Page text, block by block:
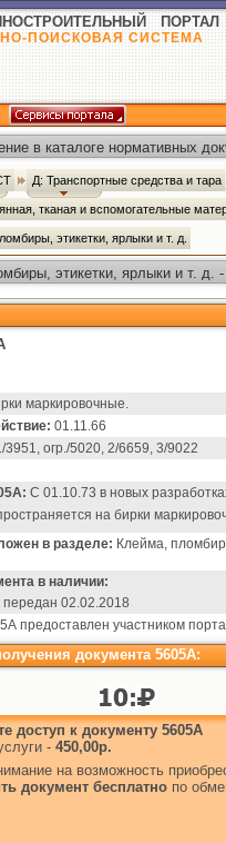
ПОРТАЛ
ПОИСКОВАЯ СИСТЕМА
в каталоге нормативных
Д: Транспортные средства и тара
тканая и вспомогательные
этикетки, ярлыки и т. д.
этикетки, ярлыки и т. д.
маркировочные.
01.11.66
3951, огр./5020, 2/6659, 3/9022
С 01.10.73 в новых
на бирки
в разделе: Клейма,
в наличии:
передан 02.02.2018
предоставлен участником
документа 5605А:
доступ к документу 5605А
- 450,00р.
на возможность
документ бесплатно по